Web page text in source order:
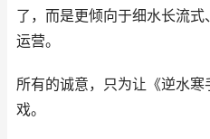
了，而是更倾向于细水长流
运营。
所有的诚意，只为让《逆水
戏。